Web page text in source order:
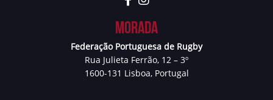
Morada
Federação Portuguesa de Rugby
Rua Julieta Ferrão, 12 – 3º
1600-131 Lisboa, Portugal